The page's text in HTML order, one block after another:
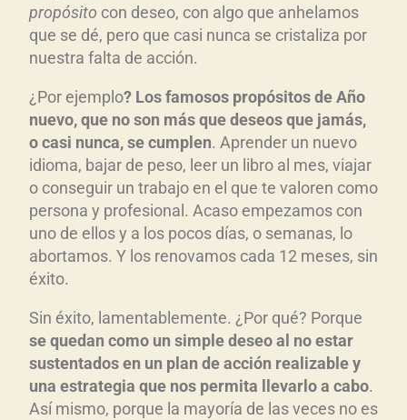
propósito con deseo, con algo que anhelamos
que se dé, pero que casi nunca se cristaliza por
nuestra falta de acción.
¿Por ejemplo? Los famosos propósitos de Año
nuevo, que no son más que deseos que jamás,
o casi nunca, se cumplen. Aprender un nuevo
idioma, bajar de peso, leer un libro al mes, viajar
o conseguir un trabajo en el que te valoren como
persona y profesional. Acaso empezamos con
uno de ellos y a los pocos días, o semanas, lo
abortamos. Y los renovamos cada 12 meses, sin
éxito.
Sin éxito, lamentablemente. ¿Por qué? Porque
se quedan como un simple deseo al no estar
sustentados en un plan de acción realizable y
una estrategia que nos permita llevarlo a cabo.
Así mismo, porque la mayoría de las veces no es